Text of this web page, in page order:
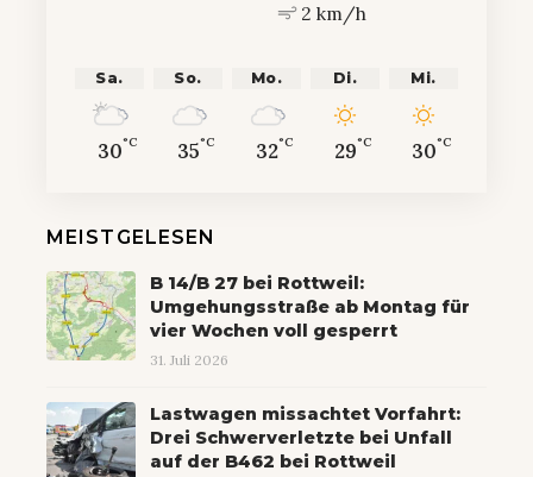
2 km/h
Sa.
30°C
So.
35°C
Mo.
32°C
Di.
29°C
Mi.
30°C
MEISTGELESEN
B 14/B 27 bei Rottweil:
Umgehungsstraße ab Montag für
vier Wochen voll gesperrt
31. Juli 2026
Lastwagen missachtet Vorfahrt:
Drei Schwerverletzte bei Unfall
auf der B462 bei Rottweil